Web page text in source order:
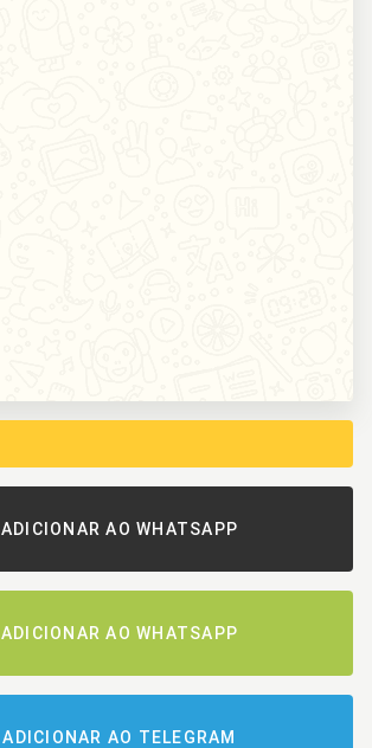
ADICIONAR AO WHATSAPP
ADICIONAR AO WHATSAPP
ADICIONAR AO TELEGRAM